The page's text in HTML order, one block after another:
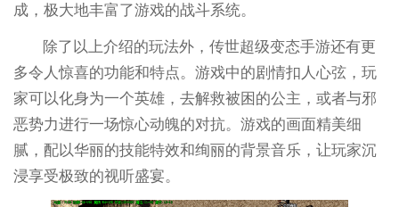
成，极大地丰富了游戏的战斗系统。
除了以上介绍的玩法外，传世超级变态手游还有更
多令人惊喜的功能和特点。游戏中的剧情扣人心弦，玩
家可以化身为一个英雄，去解救被困的公主，或者与邪
恶势力进行一场惊心动魄的对抗。游戏的画面精美细
腻，配以华丽的技能特效和绚丽的背景音乐，让玩家沉
浸享受极致的视听盛宴。